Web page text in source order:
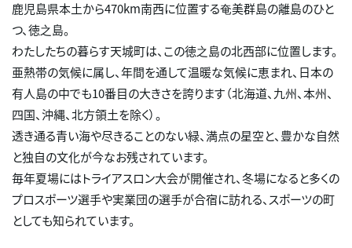
鹿児島県本土から470km南西に位置する奄美群島の離島のひと
つ、徳之島。
わたしたちの暮らす天城町は、この徳之島の北西部に位置します。
亜熱帯の気候に属し、年間を通して温暖な気候に恵まれ、日本の
有人島の中でも10番目の大きさを誇ります（北海道、九州、本州、
四国、沖縄、北方領土を除く）。
透き通る青い海や尽きることのない緑、満点の星空と、豊かな自然
と独自の文化が今なお残されています。
毎年夏場にはトライアスロン大会が開催され、冬場になると多くの
プロスポーツ選手や実業団の選手が合宿に訪れる、スポーツの町
としても知られています。